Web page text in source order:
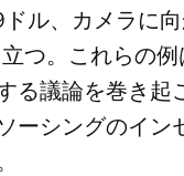
ル、カメラに
つ。これらの例
る議論を巻き起
ーシングのイン